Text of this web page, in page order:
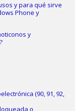
y para qué sirve
Phone y
y
(90, 91, 92,
o